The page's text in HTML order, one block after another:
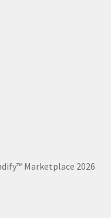
Marketplace 2026